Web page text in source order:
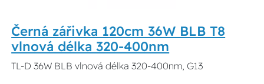
Černá zářivka 120cm 36W BLB T8
vlnová délka 320-400nm
TL-D 36W BLB vlnová délka 320-400nm, G13